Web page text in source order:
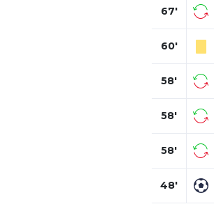
67'
60'
58'
58'
58'
48'